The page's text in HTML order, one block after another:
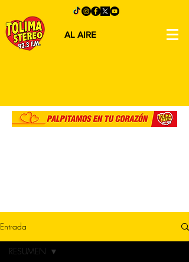
AL AIRE
Entrada
RESUMEN